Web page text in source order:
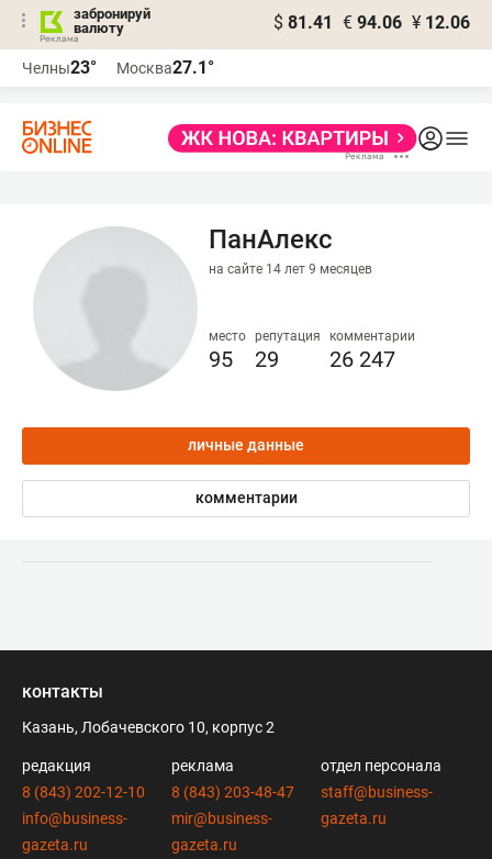
забронируй
валюту
$ 81.41 € 94.06 ¥ 12.06
Челны23° Москва27.1°
ПанАлекс
на сайте 14 лет 9 месяцев
место
95
репутация
29
комментарии
26 247
личные данные
комментарии
контакты
Казань, Лобачевского 10, корпус 2
редакция
8 (843) 202-12-10
info@business-
gazeta.ru
реклама
8 (843) 203-48-47
mir@business-
gazeta.ru
отдел персонала
staff@business-
gazeta.ru